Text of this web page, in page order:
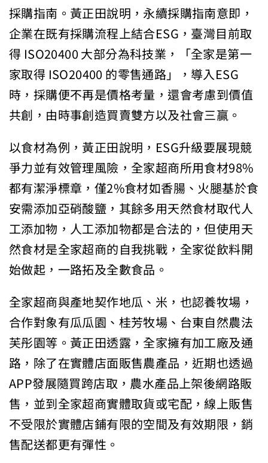
採購指南。黃正田說明，永續採購指南意即，
企業在既有採購流程上結合ESG，臺灣目前取
得 ISO20400 大部分為科技業，「全家是第一
家取得 ISO20400 的零售通路」，導入ESG
時，採購便不再是價格考量，還會考慮到價值
共創，由時事創造買賣雙方以及社會三贏。
以食材為例，黃正田說明，ESG升級要展現競
爭力並有效管理風險，全家超商所用食材98%
都有潔淨標章，僅2%食材如香腸、火腿基於食
安需添加亞硝酸鹽，其餘多用天然食材取代人
工添加物，人工添加物都是合法的，但使用天
然食材是全家超商的自我挑戰，全家從飲料開
始做起，一路拓及全數食品。
全家超商與產地契作地瓜、米，也認養牧場，
合作對象有瓜瓜園、桂芳牧場、台東自然農法
芙彤園等。黃正田透露，全家擁有加工廠及通
路，除了在實體店面販售農產品，近期也透過
APP發展隨買跨店取，農水產品上架後網路販
售，並到全家超商實體取貨或宅配，線上販售
不受限於實體店鋪有限的空間及有效期限，銷
售配送都更有彈性。